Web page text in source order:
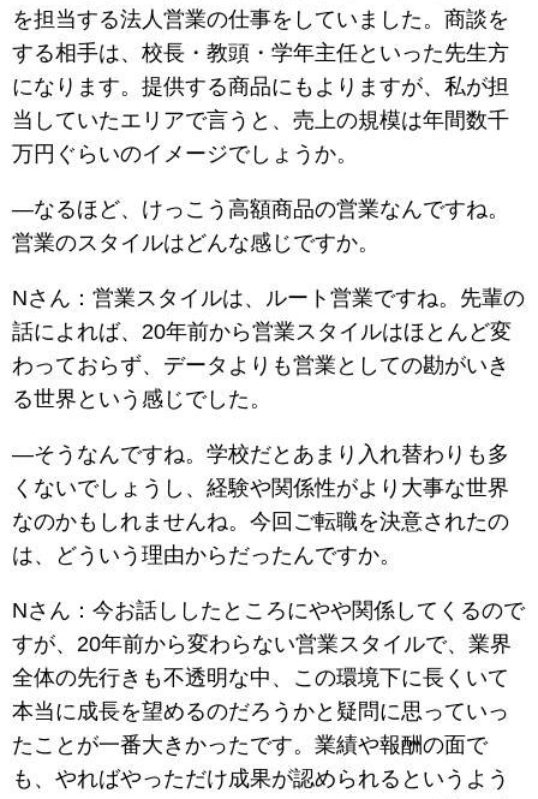
を担当する法人営業の仕事をしていました。商談を
する相手は、校長・教頭・学年主任といった先生方
になります。提供する商品にもよりますが、私が担
当していたエリアで言うと、売上の規模は年間数千
万円ぐらいのイメージでしょうか。
―なるほど、けっこう高額商品の営業なんですね。
営業のスタイルはどんな感じですか。
Nさん：営業スタイルは、ルート営業ですね。先輩の
話によれば、20年前から営業スタイルはほとんど変
わっておらず、データよりも営業としての勘がいき
る世界という感じでした。
―そうなんですね。学校だとあまり入れ替わりも多
くないでしょうし、経験や関係性がより大事な世界
なのかもしれませんね。今回ご転職を決意されたの
は、どういう理由からだったんですか。
Nさん：今お話ししたところにやや関係してくるので
すが、20年前から変わらない営業スタイルで、業界
全体の先行きも不透明な中、この環境下に長くいて
本当に成長を望めるのだろうかと疑問に思っていっ
たことが一番大きかったです。業績や報酬の面で
も、やればやっただけ成果が認められるというよう